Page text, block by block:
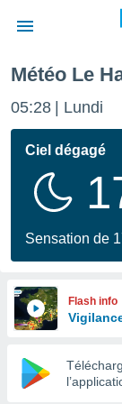
de
Météo Le
05:28 Lundi
Ciel dégagé
Sensation de
Flash info